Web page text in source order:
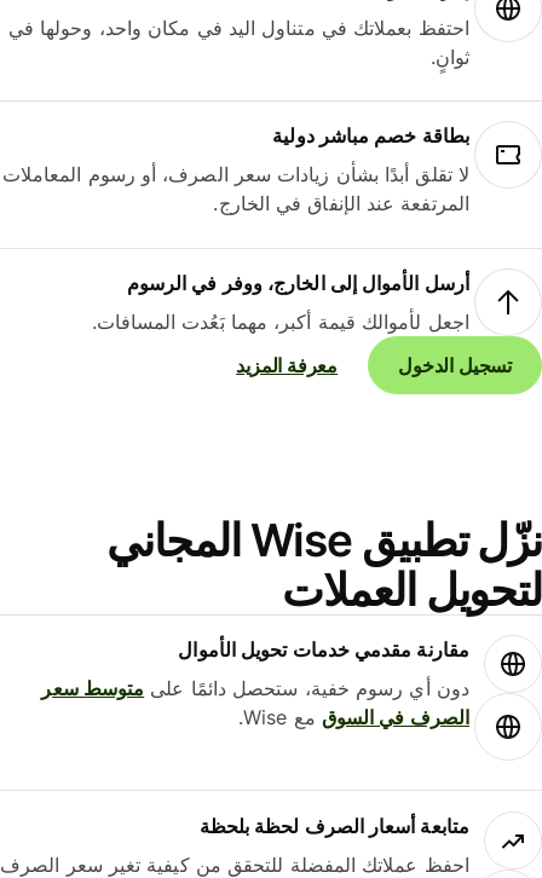
احتفظ بعملاتك في متناول اليد في مكان واحد، وحولها في
ثوانٍ.
بطاقة خصم مباشر دولية
لا تقلق أبدًا بشأن زيادات سعر الصرف، أو رسوم المعاملات
المرتفعة عند الإنفاق في الخارج.
أرسل الأموال إلى الخارج، ووفر في الرسوم
اجعل لأموالك قيمة أكبر، مهما بَعُدت المسافات.
تسجيل الدخول
معرفة المزيد
نزّل تطبيق Wise المجاني
العملات
مقارنة مقدمي خدمات تحويل الأموال
دون أي رسوم خفية، ستحصل دائمًا علىمتوسط ​​سعر
الصرف في السوقمع Wise.
متابعة أسعار الصرف لحظة بلحظة
احفظ عملاتك المفضلة للتحقق من كيفية تغير سعر الصرف